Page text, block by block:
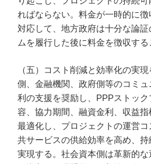
ればならない。料金が一時的に
対応して、地方政府は十分な論
ムを履行した後に料金を徴収する
（五）コスト削減と効率化の実
側、金融機関、政府側等のコミ
利の支援を奨励し、PPPストッ
容、協力期間、融資金利、収益
最適化し、プロジェクトの運営
共サービスの供給効率を高め、
実現する。社会資本側は革新的